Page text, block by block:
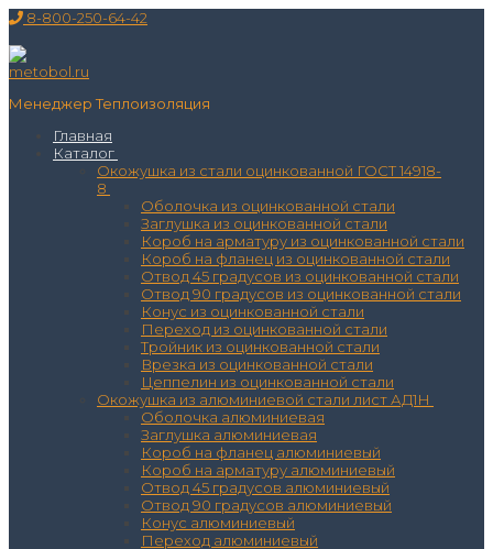
Перейти
содержимому
Меню
Закрыть
8-800-250-64-42
Менеджер Теплоизоляция
Главная
Каталог
Окожушка из стали оцинкованной ГОСТ 14918-
8
Оболочка из оцинкованной стали
Заглушка из оцинкованной стали
Короб на арматуру из оцинкованной стали
Короб на фланец из оцинкованной стали
Отвод 45 градусов из оцинкованной стали
Отвод 90 градусов из оцинкованной стали
Конус из оцинкованной стали
Переход из оцинкованной стали
Тройник из оцинкованной стали
Врезка из оцинкованной стали
Цеппелин из оцинкованной стали
Окожушка из алюминиевой стали лист АД1Н
Оболочка алюминиевая
Заглушка алюминиевая
Короб на фланец алюминиевый
Короб на арматуру алюминиевый
Отвод 45 градусов алюминиевый
Отвод 90 градусов алюминиевый
Конус алюминиевый
Переход алюминиевый